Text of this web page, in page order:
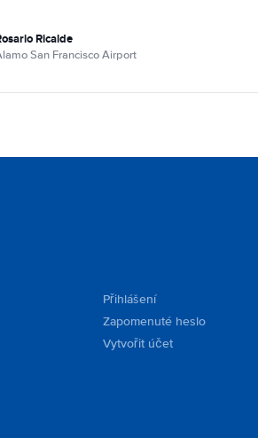
Ricalde
San Francisco Airport
Přihlášení
Zapomenuté heslo
Vytvořit účet